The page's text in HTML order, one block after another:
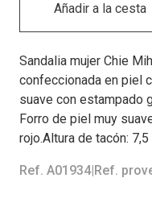
Sandalia mujer Chie
confeccionada en piel
suave con estampado
Forro de piel muy
rojo.Altura de tacón:
Ref. A01934| Ref.